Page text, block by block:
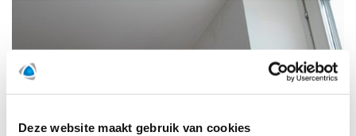
Deze website maakt gebruik van cookies